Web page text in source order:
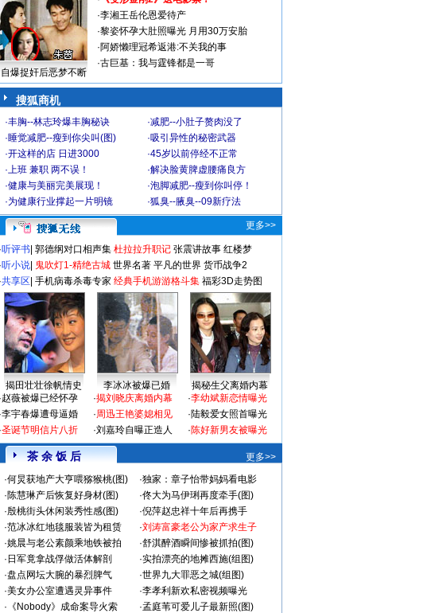
自爆捉奸后恶梦不断
·李湘王岳伦恩爱待产
·黎姿怀孕大肚照曝光 月用30万安胎
·阿娇懒理冠希返港:不关我的事
·古巨基：我与霆锋都是一哥
搜狐商机
·丰胸--林志玲爆丰胸秘诀 ·减肥--小肚子赘肉没了
·睡觉减肥--瘦到你尖叫(图) ·吸引异性的秘密武器
·开这样的店 日进3000 ·45岁以前停经不正常
·上班 兼职 两不误！ ·解决脸黄脾虚腰痛良方
·健康与美丽完美展现！ ·泡脚减肥--瘦到你叫停！
·为健康行业撑起一片明镜 ·狐臭--腋臭--09新疗法
更多>>
·听评书 郭德纲对口相声集 杜拉拉升职记 张震讲故事 红楼梦
·听小说 鬼吹灯1-精绝古城 世界名著 平凡的世界 货币战争2
·共享区 手机病毒杀毒专家 经典手机游游格斗集 福彩3D走势图
揭田壮壮徐帆情史 李冰冰被爆已婚
揭秘生父离婚内幕
·赵薇被爆已经怀孕
·李宇春爆遭母逼婚
·圣诞节明信片八折
·揭刘晓庆离婚内幕
·周迅王艳婆媳相见
·刘嘉玲自曝正造人
·李幼斌新恋情曝光
·陆毅爱女照首曝光
·陈好新男友被曝光
茶 余 饭 后
更多>>
·何炅获地产大亨喂猕猴桃(图) ·独家：章子怡带妈妈看电影
·陈慧琳产后恢复好身材(图) ·佟大为马伊琍再度牵手(图)
·殷桃街头休闲装秀性感(图) ·倪萍赵忠祥十年后再携手
·范冰冰红地毯服装皆为租赁 ·刘涛富豪老公为家产求生子
·姚晨与老公素颜乘地铁被拍 ·舒淇醉酒瞬间惨被抓拍(图)
· 日军竟拿战俘做活体解剖 ·实拍漂亮的地摊西施(组图)
·盘点网坛大腕的暴烈脾气 ·世界九大罪恶之城(组图)
·美女办公室遭遇灵异事件 ·李孝利新欢私密视频曝光
· 《Nobody》成命案导火索 ·孟庭苇可爱儿子最新照(图)